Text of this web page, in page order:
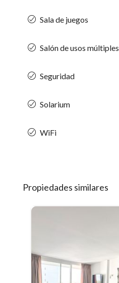
Sala de juegos
Salón de usos múltiples
Seguridad
Solarium
WiFi
Propiedades similares